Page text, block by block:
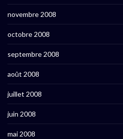
novembre 2008
octobre 2008
septembre 2008
août 2008
juillet 2008
juin 2008
mai 2008